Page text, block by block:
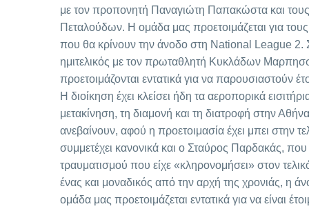
με τον προπονητή Παναγιώτη Παπακώστα και
Πεταλούδων. Η ομάδα μας προετοιμάζεται για
που θα κρίνουν την άνοδο στη National League 2.
ημιτελικός με τον πρωταθλητή Κυκλάδων
προετοιμάζονται εντατικά για να παρουσιαστούν
Η διοίκηση έχει κλείσει ήδη τα αεροπορικά
μετακίνηση, τη διαμονή και τη διατροφή στην
ανεβαίνουν, αφού η προετοιμασία έχει μπει στην
συμμετέχει κανονικά και ο Σταύρος Παρδακάς,
τραυματισμού που είχε «κληρονομήσει» στον
ένας και μοναδικός από την αρχή της χρονιάς, η
ομάδα μας προετοιμάζεται εντατικά για να είναι